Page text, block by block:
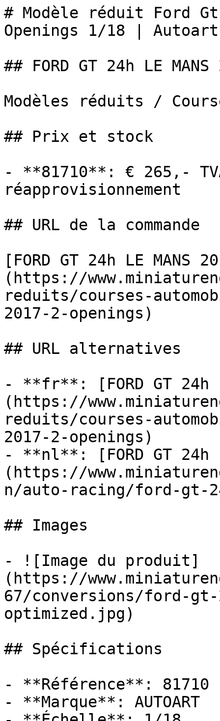
# Modèle réduit Ford
Openings 1/18 | Autoart
## FORD GT 24h LE
Modèles réduits /
## Prix et stock
- **81710**: € 265,-
réapprovisionnement
## URL de la commande
[FORD GT 24h LE MANS
(https://
reduits/courses-
2017-2-openings)
## URL alternatives
- **fr**: [FORD GT 24h
(https://
reduits/courses-
2017-2-openings)
- **nl**: [FORD GT 24h
(https://
n/auto-racing/ford-gt-
## Images
- ![Image du produit]
(https://
67/conversions/ford-gt-
optimized.jpg)
## Spécifications
- **Référence**: 81710
- **Marque**: AUTOART